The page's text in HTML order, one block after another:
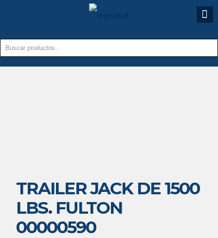
TRAILER JACK DE 1500
LBS. FULTON
00000590